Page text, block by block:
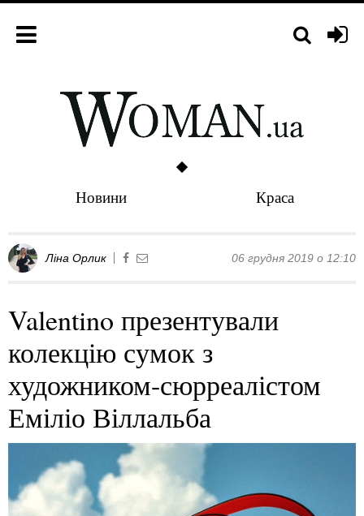
Новини Краса
Ліна Орлик 06 грудня 2019 о 12:10
Valentino презентували
колекцію сумок з
художником-сюрреалістом
Еміліо Віллальба